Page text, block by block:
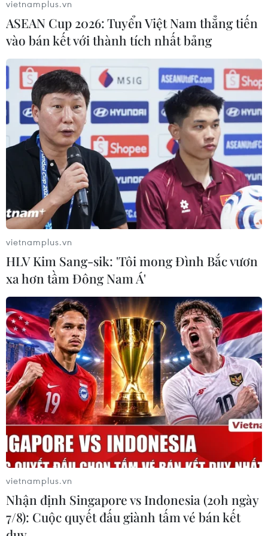
vietnamplus.vn
ASEAN Cup 2026: Tuyển Việt Nam thẳng tiến
vào bán kết với thành tích nhất bảng
vietnamplus.vn
HLV Kim Sang-sik: 'Tôi mong Đình Bắc vươn
xa hơn tầm Đông Nam Á'
vietnamplus.vn
Nhận định Singapore vs Indonesia (20h ngày
7/8): Cuộc quyết đấu giành tấm vé bán kết